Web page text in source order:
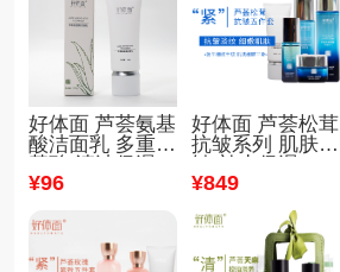
好体面 芦荟氨基
酸洁面乳 多重氨
基酸 清洁保湿
¥96
好体面 芦荟松茸
抗皱系列 肌肤抗
皱 补水保湿
¥849